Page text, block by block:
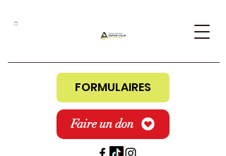
Faire un don
FORMULAIRES